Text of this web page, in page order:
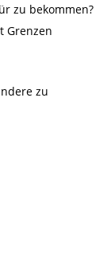
zu bekommen?
Grenzen
zu